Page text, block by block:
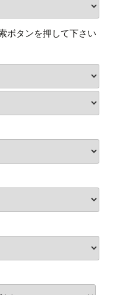
ボタンを押して下さい